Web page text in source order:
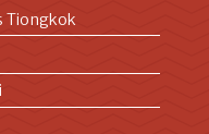
Tiongkok